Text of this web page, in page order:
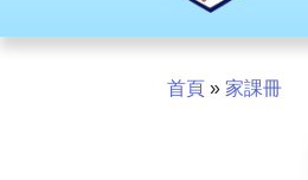
首頁 » 家課冊